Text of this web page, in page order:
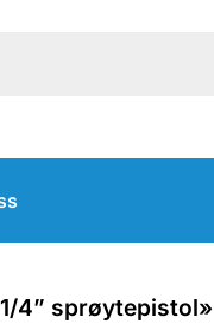
4” sprøytepistol»